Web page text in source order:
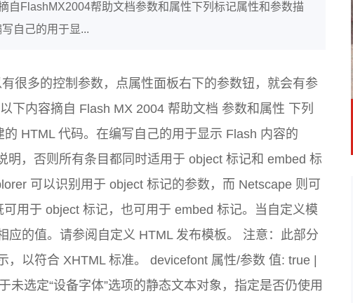
自FlashMX2004帮助文档参数和属性下列标记属性和参数描
自己的用于显...
很多的控制参数，点属性面板右下的参数钮，就会有参
下内容摘自 Flash MX 2004 帮助文档 参数和属性 下列
HTML 代码。在编写自己的用于显示 Flash 内容的
明，否则所有条目都同时适用于 object 标记和 embed 标
可以识别用于 object 标记的参数，而 Netscape 则可
用于 object 标记，也可用于 embed 标记。当自定义模
应的值。请参阅自定义 HTML 发布模板。 注意：此部分
以符合 XHTML 标准。 devicefont 属性/参数 值: true |
未选定“设备字体”选项的静态文本对象，指定是否仍使用